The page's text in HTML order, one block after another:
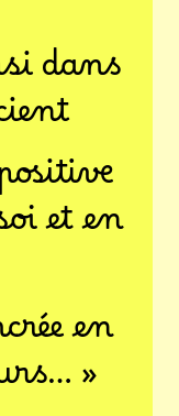
dans
et en
en
»